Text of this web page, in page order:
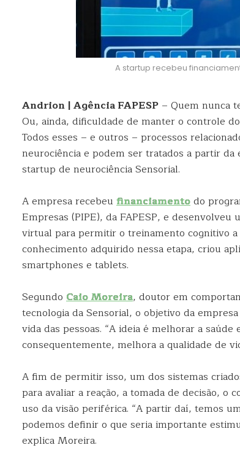
A startup recebeu
Andrion | Agência FAPESP – Quem nunca
Ou, ainda, dificuldade de manter o controle
Todos esses – e outros – processos
neurociência e podem ser tratados a partir
startup de neurociência Sensorial.
A empresa recebeu financiamentodo
Empresas (PIPE), da FAPESP, e
virtual para permitir o treinamento cognitivo
conhecimento adquirido nessa etapa, criou
smartphones e tablets.
Segundo Caio Moreira, doutor em
tecnologia da Sensorial, o objetivo da
vida das pessoas. “A ideia é melhorar a
consequentemente, melhora a qualidade de
A fim de permitir isso, um dos sistemas
para avaliar a reação, a tomada de decisão, o
uso da visão periférica. “A partir daí, temos
podemos definir o que seria importante
explica Moreira.